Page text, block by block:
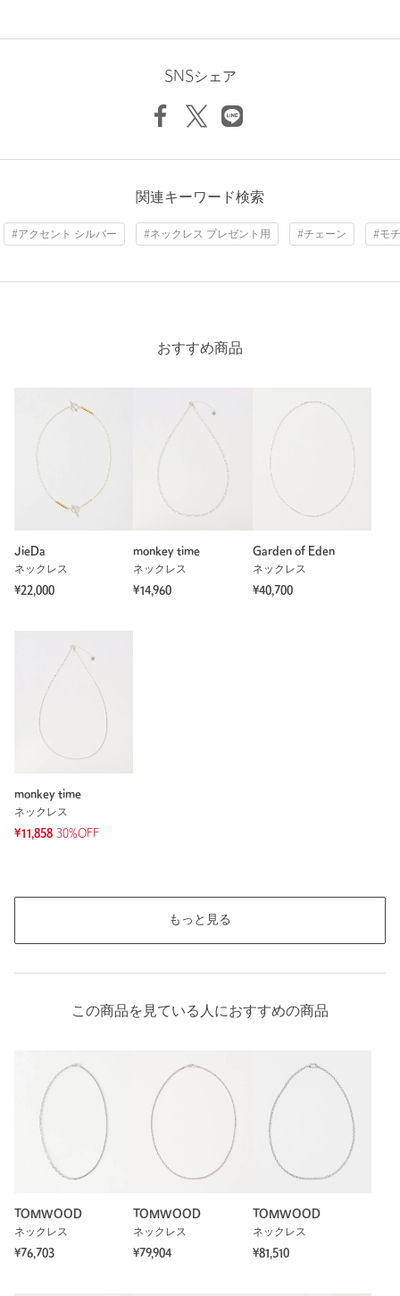
そのため、本サイト内に明記した価格と異なる価格のタグが添付
いますので、あらかじめご了承ください。
品名：GOE CHAIN NC 品番：83335000007
カテゴリー
FREE
洗濯表示について
商品番号 8333-5-000007
SNSシェア
関連キーワード検索
#アクセント シルバー #ネックレス プレゼント用 #チェーン #モ
おすすめ商品
JieDa
ネックレス
¥22,000
monkey time
ネックレス
¥14,960
Garden of Eden
ネックレス
¥40,700
monkey time
ネックレス
¥11,858 30%OFF
もっと見る
この商品を見ている人におすすめの商品
TOMWOOD
ネックレス
¥76,703
TOMWOOD
ネックレス
¥79,904
TOMWOOD
ネックレス
¥81,510